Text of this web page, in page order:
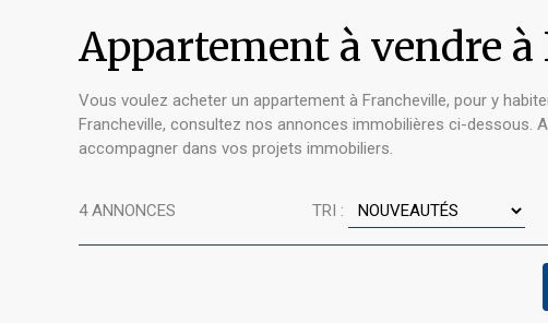
Appartement à vendre à
Vous voulez acheter un appartement à Francheville, pour y
Francheville, consultez nos annonces immobilières ci-dessous.
accompagner dans vos projets immobiliers.
4ANNONCES TRI :